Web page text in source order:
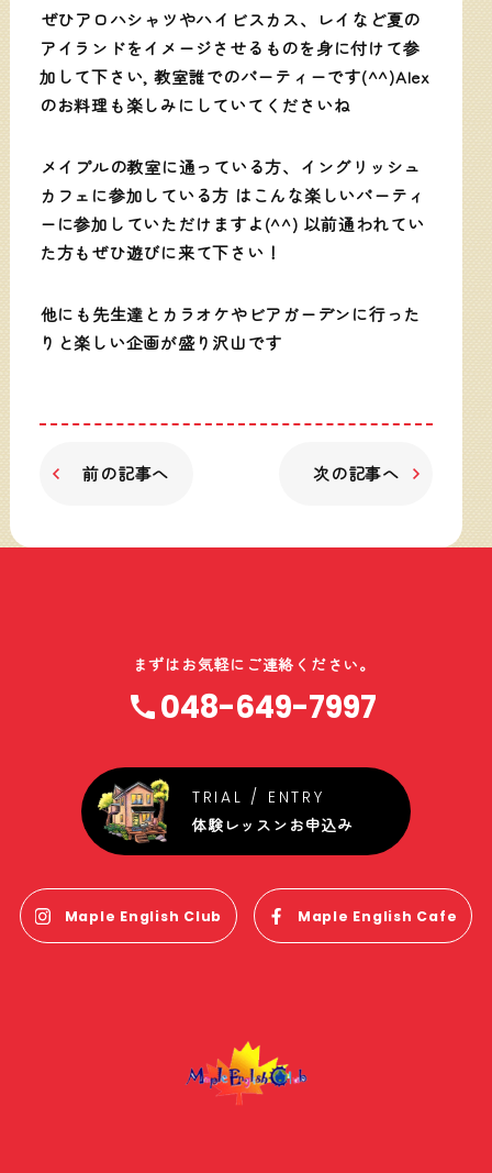
ぜひアロハシャツやハイビスカス、レイなど夏の
アイランドをイメージさせるものを身に付けて参
加して下さい, 教室誰でのパーティーです(^^)Alex
のお料理も楽しみにしていてくださいね
メイプルの教室に通っている方、イングリッシュ
カフェに参加している方 はこんな楽しいパーティ
ーに参加していただけますよ(^^) 以前通われてい
た方もぜひ遊びに来て下さい！
他にも先生達とカラオケやビアガーデンに行った
りと楽しい企画が盛り沢山です
前の記事へ 次の記事へ
まずはお気軽にご連絡ください。
048-649-7997
体験レッスンお申込み
Maple English Club Maple English Cafe